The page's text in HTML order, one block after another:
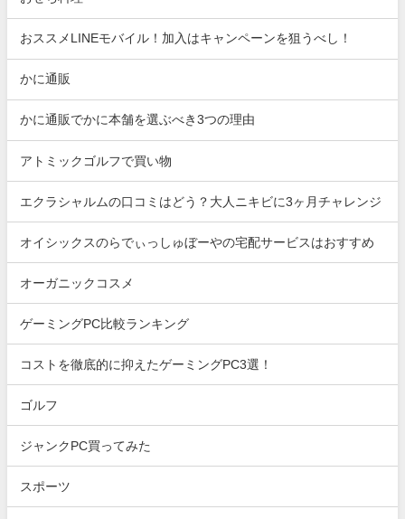
おススメLINEモバイル！加入はキャンペーンを狙うべし！
かに通販
かに通販でかに本舗を選ぶべき3つの理由
アトミックゴルフで買い物
エクラシャルムの口コミはどう？大人ニキビに3ヶ月チャレンジ
オイシックスのらでぃっしゅぼーやの宅配サービスはおすすめ
オーガニックコスメ
ゲーミングPC比較ランキング
コストを徹底的に抑えたゲーミングPC3選！
ゴルフ
ジャンクPC買ってみた
スポーツ